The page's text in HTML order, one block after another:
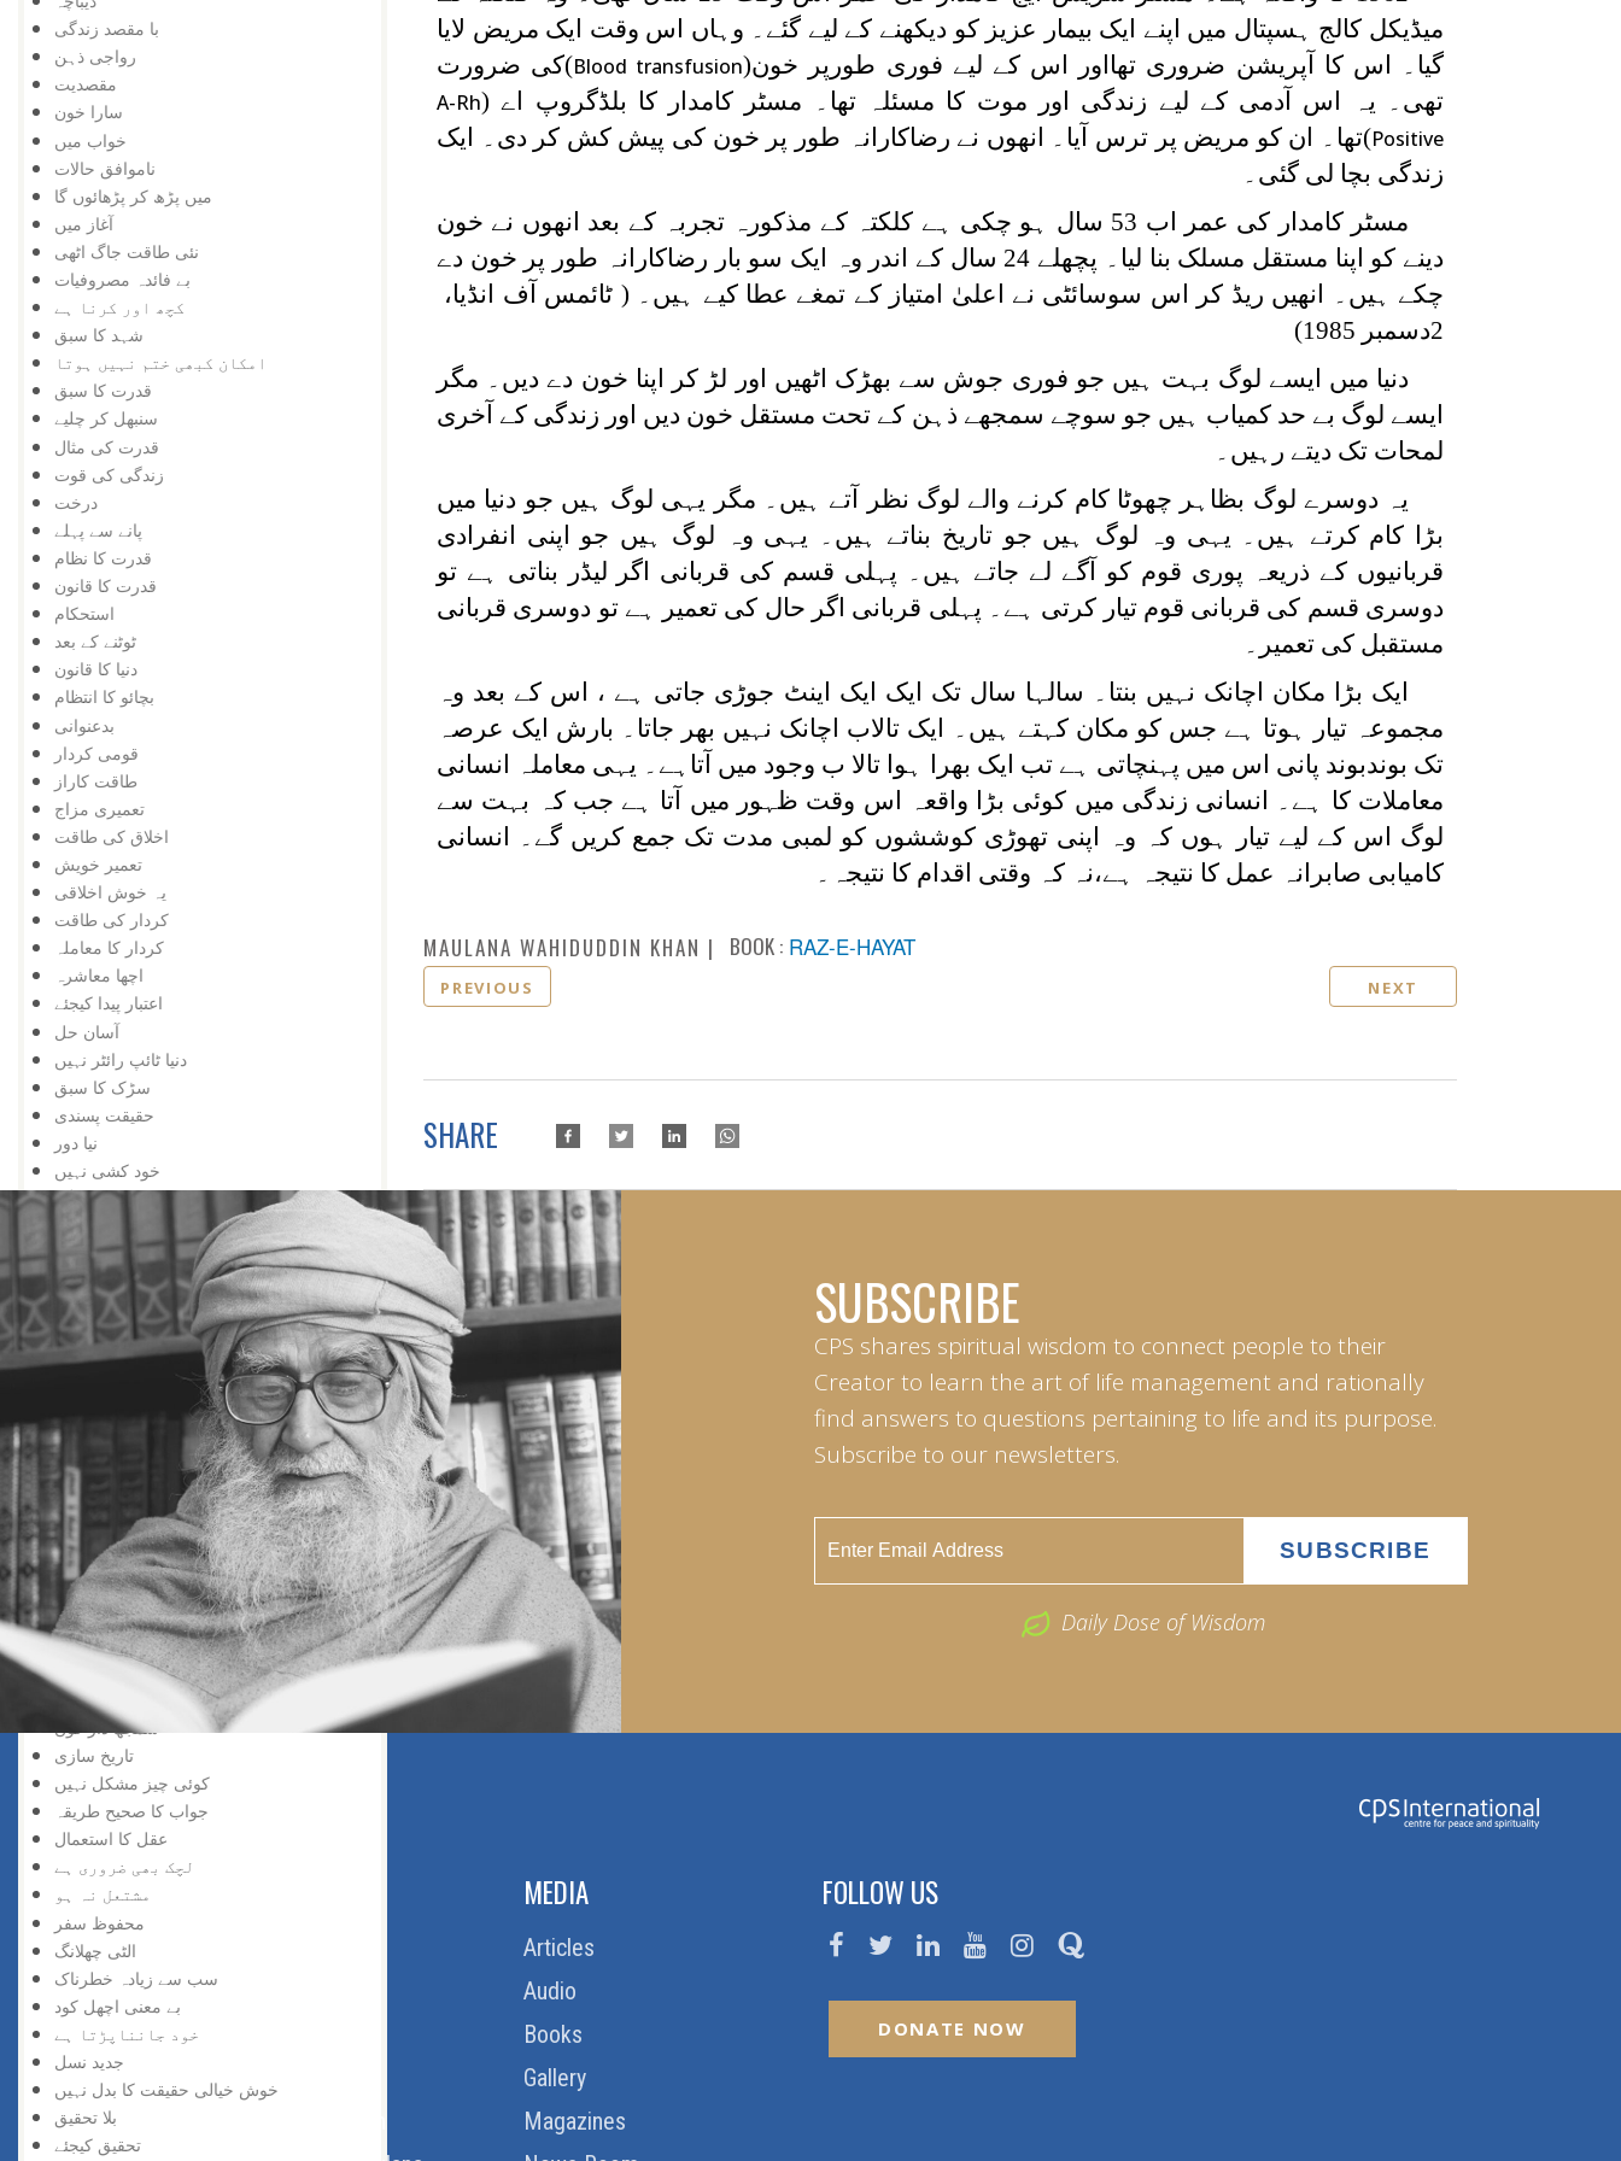
با مقصد زندگی
رواجی ذہن
مقصدیت
سارا خون
خواب میں
ناموافق حالات
میں پڑھ کر پڑھائوں گا
آغاز میں
نئی طاقت جاگ اٹھی
بے فائدہ مصروفیات
کچھ اور کرنا ہے
شہد کا سبق
امکان کبھی ختم نہیں ہوتا
قدرت کا سبق
سنبھل کر چلیے
قدرت کی مثال
زندگی کی قوت
درخت
پانے سے پہلے
قدرت کا نظام
قدرت کا قانون
استحکام
ٹوٹنے کے بعد
دنیا کا قانون
بچائو کا انتظام
بدعنوانی
قومی کردار
طاقت کاراز
تعمیری مزاج
اخلاق کی طاقت
تعمیر خویش
یہ خوش اخلاقی
کردار کی طاقت
کردار کا معاملہ
اچھا معاشرہ
اعتبار پیدا کیجئے
آسان حل
دنیا ٹائپ رائٹر نہیں
سڑک کا سبق
حقیقت پسندی
نیا دور
خود کشی نہیں
اور تالا کھل گیا
شوق کافی ہے
زبان درازی
حقیقت پسندی نہ کہ شوق
دشمنی کے وقت بھی
تعلیم کی اہمیت
اس کے باوجود
ایک کے بعد دوسرا
مواقع کا استعمال
ہار میں جیت
کامیابی کے لیے
کمی کی تلافی
بربادی کے بعد بھی
تم غریب نہیں ، دولت مند ہو
کمزوری نعمت ثابت ہوئی
سڑک بند ہے
افسوس نہ کیجئے
ناکامی زینہ بن گئی
سمجھ دار کون
تاریخ سازی
کوئی چیز مشکل نہیں
جواب کا صحیح طریقہ
عقل کا استعمال
لچک بھی ضروری ہے
مشتعل نہ ہو
محفوظ سفر
الٹی چھلانگ
سب سے زیادہ خطرناک
بے معنی اچھل کود
خود جانناپڑتا ہے
جدید نسل
خوش خیالی حقیقت کا بدل نہیں
بلا تحقیق
تحقیق کیجئے
میڈیکل کالج ہسپتال میں اپنے ایک بیمار عزیز کو دیکھنے کے لیے گئے۔ وہاں اس وقت ایک مریض لایا
گیا۔ اس کا آپریشن ضروری تھااور اس کے لیے فوری طورپر خون(Blood transfusion)کی ضرورت
تھی۔ یہ اس آدمی کے لیے زندگی اور موت کا مسئلہ تھا۔ مسٹر کامدار کا بلڈگروپ اے (A-Rh
Positive)تھا۔ ان کو مریض پر ترس آیا۔ انھوں نے رضاکارانہ طور پر خون کی پیش کش کر دی۔ ایک
زندگی بچا لی گئی۔
مسٹر کامدار کی عمر اب 53 سال ہو چکی ہے کلکتہ کے مذکورہ تجربہ کے بعد انھوں نے خون
دینے کو اپنا مستقل مسلک بنا لیا۔ پچھلے 24 سال کے اندر وہ ایک سو بار رضاکارانہ طور پر خون دے
چکے ہیں۔ انھیں ریڈ کر اس سوسائٹی نے اعلیٰ امتیاز کے تمغے عطا کیے ہیں۔ ( ٹائمس آف انڈیا،
2دسمبر 1985)
دنیا میں ایسے لوگ بہت ہیں جو فوری جوش سے بھڑک اٹھیں اور لڑ کر اپنا خون دے دیں۔ مگر
ایسے لوگ بے حد کمیاب ہیں جو سوچے سمجھے ذہن کے تحت مستقل خون دیں اور زندگی کے آخری
لمحات تک دیتے رہیں۔
یہ دوسرے لوگ بظاہر چھوٹا کام کرنے والے لوگ نظر آتے ہیں۔ مگر یہی لوگ ہیں جو دنیا میں
بڑا کام کرتے ہیں۔ یہی وہ لوگ ہیں جو تاریخ بناتے ہیں۔ یہی وہ لوگ ہیں جو اپنی انفرادی
قربانیوں کے ذریعہ پوری قوم کو آگے لے جاتے ہیں۔ پہلی قسم کی قربانی اگر لیڈر بناتی ہے تو
دوسری قسم کی قربانی قوم تیار کرتی ہے۔ پہلی قربانی اگر حال کی تعمیر ہے تو دوسری قربانی
مستقبل کی تعمیر۔
ایک بڑا مکان اچانک نہیں بنتا۔ سالہا سال تک ایک ایک اینٹ جوڑی جاتی ہے ، اس کے بعد وہ
مجموعہ تیار ہوتا ہے جس کو مکان کہتے ہیں۔ ایک تالاب اچانک نہیں بھر جاتا۔ بارش ایک عرصہ
تک بوندبوند پانی اس میں پہنچاتی ہے تب ایک بھرا ہوا تالا ب وجود میں آتاہے۔ یہی معاملہ انسانی
معاملات کا ہے۔ انسانی زندگی میں کوئی بڑا واقعہ اس وقت ظہور میں آتا ہے جب کہ بہت سے
لوگ اس کے لیے تیار ہوں کہ وہ اپنی تھوڑی کوششوں کو لمبی مدت تک جمع کریں گے۔ انسانی
کامیابی صابرانہ عمل کا نتیجہ ہے،نہ کہ وقتی اقدام کا نتیجہ۔
MAULANA WAHIDUDDIN KHAN BOOK : RAZ-E-HAYAT
PREVIOUS NEXT
SHARE
SUBSCRIBE
CPS shares spiritual wisdom to connect people to their
Creator to learn the art of life management and rationally
find answers to questions pertaining to life and its purpose.
Subscribe to our newsletters.
Daily Dose of Wisdom
MEDIA
Articles
Audio
Books
Gallery
Magazines
FOLLOW US
DONATE NOW